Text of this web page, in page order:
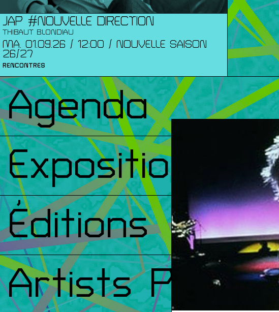
JAP #NOUVELLE DIRECTION
THIBAUT BLONDIAU
MA. 01.09.26 / 12:00 / NOUVELLE SAISON
26/27
RENCONTRES
Agenda
Expositions
Éditions
Artists Print